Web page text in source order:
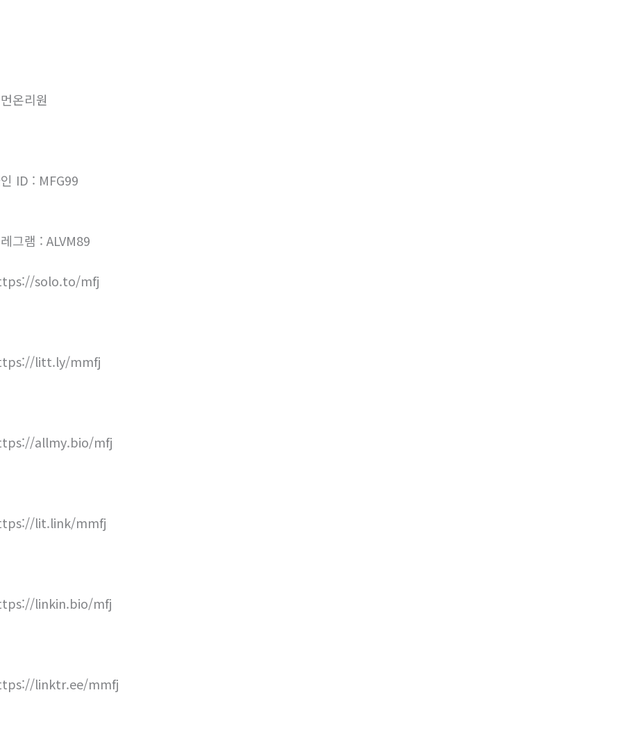
온리원
ID : MFG99
그램 : ALVM89
solo.to/mfj
litt.ly/mmfj
allmy.bio/mfj
lit.link/mmfj
linkin.bio/mfj
linktr.ee/mmfj